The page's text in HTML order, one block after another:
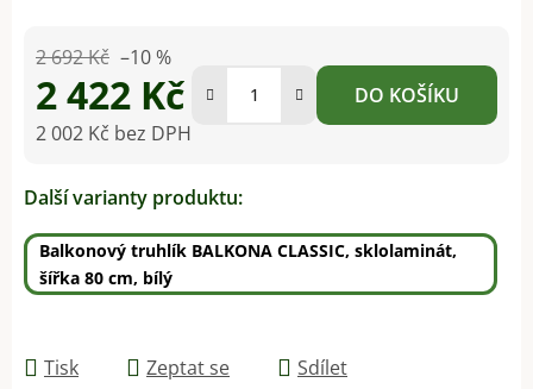
2 692 Kč –10 %
2 422 Kč
2 002 Kč bez DPH
DO KOŠÍKU
Další varianty produktu:
Balkonový truhlík BALKONA CLASSIC, sklolaminát,
šířka 80 cm, bílý
Tisk Zeptat se Sdílet